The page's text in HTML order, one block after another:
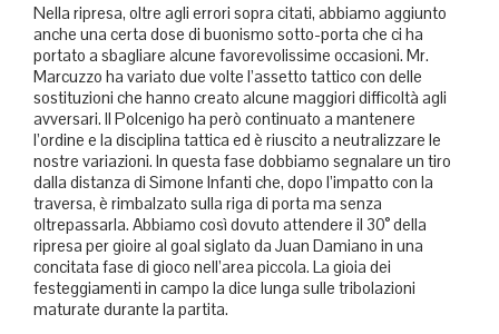
Nella ripresa, oltre agli errori sopra citati, abbiamo aggiunto
anche una certa dose di buonismo sotto-porta che ci ha
portato a sbagliare alcune favorevolissime occasioni. Mr.
Marcuzzo ha variato due volte l’assetto tattico con delle
sostituzioni che hanno creato alcune maggiori difficoltà agli
avversari. Il Polcenigo ha però continuato a mantenere
l’ordine e la disciplina tattica ed è riuscito a neutralizzare le
nostre variazioni. In questa fase dobbiamo segnalare un tiro
dalla distanza di Simone Infanti che, dopo l’impatto con la
traversa, è rimbalzato sulla riga di porta ma senza
oltrepassarla. Abbiamo così dovuto attendere il 30° della
ripresa per gioire al goal siglato da Juan Damiano in una
concitata fase di gioco nell’area piccola. La gioia dei
festeggiamenti in campo la dice lunga sulle tribolazioni
maturate durante la partita.